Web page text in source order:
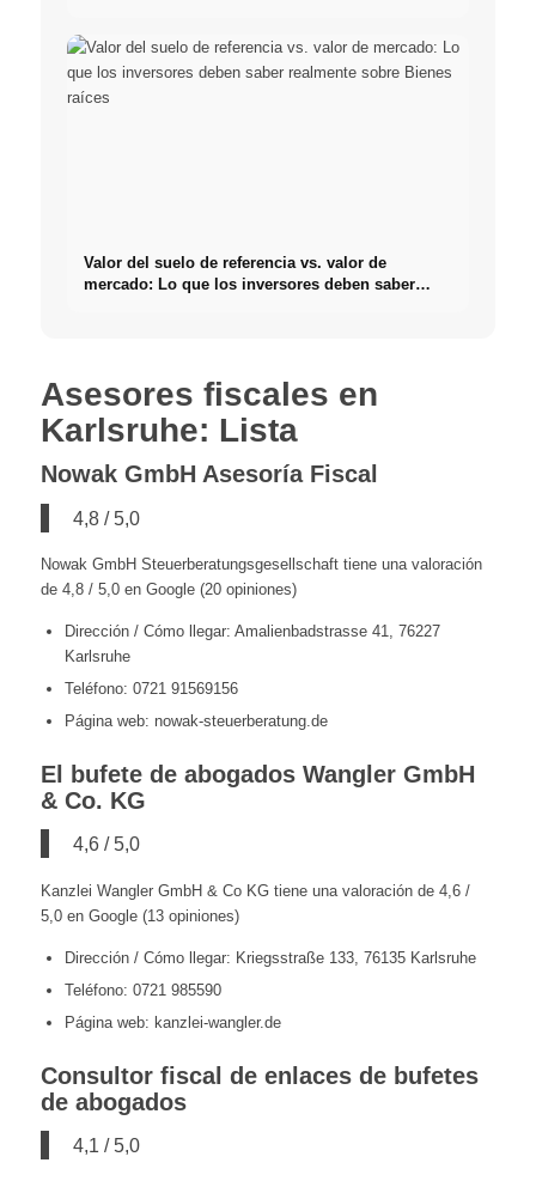
Valor del suelo de referencia vs. valor de
mercado: Lo que los inversores deben saber
Asesores fiscales en
Karlsruhe: Lista
Nowak GmbH Asesoría Fiscal
4,8 / 5,0
Nowak GmbH Steuerberatungsgesellschaft tiene una valoración
de 4,8 / 5,0 en Google (20 opiniones)
Dirección / Cómo llegar: Amalienbadstrasse 41, 76227
Karlsruhe
Teléfono: 0721 91569156
Página web: nowak-steuerberatung.de
El bufete de abogados Wangler GmbH
& Co. KG
4,6 / 5,0
Kanzlei Wangler GmbH & Co KG tiene una valoración de 4,6 /
5,0 en Google (13 opiniones)
Dirección / Cómo llegar: Kriegsstraße 133, 76135 Karlsruhe
Teléfono: 0721 985590
Página web: kanzlei-wangler.de
Consultor fiscal de enlaces de bufetes
de abogados
4,1 / 5,0